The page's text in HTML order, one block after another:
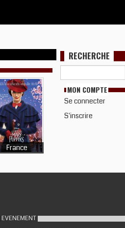
France
RECHERCHE
MON COMPTE
Se connecter
S'inscrire
EVENEMENT